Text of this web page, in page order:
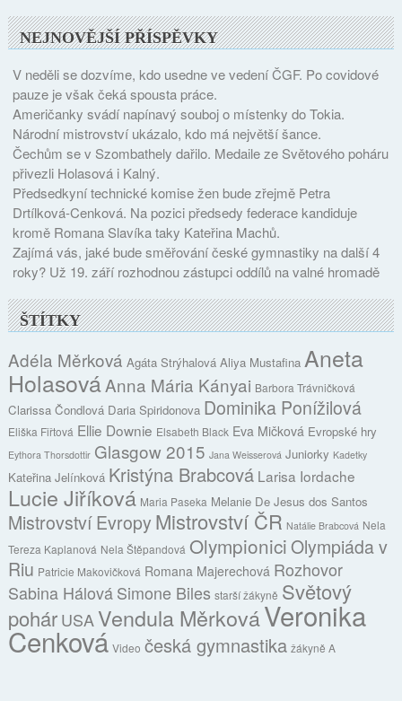
NEJNOVĚJŠÍ PŘÍSPĚVKY
V neděli se dozvíme, kdo usedne ve vedení ČGF. Po covidové
pauze je však čeká spousta práce.
Američanky svádí napínavý souboj o místenky do Tokia.
Národní mistrovství ukázalo, kdo má největší šance.
Čechům se v Szombathely dařilo. Medaile ze Světového poháru
přivezli Holasová i Kalný.
Předsedkyní technické komise žen bude zřejmě Petra
Drtílková-Cenková. Na pozici předsedy federace kandiduje
kromě Romana Slavíka taky Kateřina Machů.
Zajímá vás, jaké bude směřování české gymnastiky na další 4
roky? Už 19. září rozhodnou zástupci oddílů na valné hromadě
ŠTÍTKY
Adéla Měrková Agáta Strýhalová Aliya Mustafina Aneta
HolasováAnna Mária Kányai Barbora Trávničková
Clarissa Čondlová Daria Spiridonova Dominika Ponížilová
Eliška Fiřtová Ellie Downie Elsabeth Black Eva Mičková Evropské hry
Eythora Thorsdottir Glasgow 2015 Jana Weisserová Juniorky Kadetky
Kateřina Jelínková Kristýna Brabcová Larisa Iordache
Lucie Jiříková Maria Paseka Melanie De Jesus dos Santos
Mistrovství Evropy Mistrovství ČR Natálie Brabcová Nela
Tereza Kaplanová Nela Štěpandová OlympioniciOlympiáda v
Riu Patricie Makovičková Romana Majerechová Rozhovor
Sabina HálováSimone Biles starší žákyně Světový
pohárUSA Vendula MěrkováVeronika
Cenková Video česká gymnastika žákyně A